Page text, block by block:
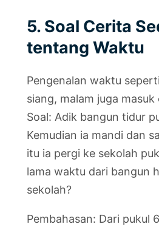
5. Soal Cerita
tentang Waktu
Pengenalan waktu
siang, malam juga masuk
Soal: Adik bangun tidur
Kemudian ia mandi dan
itu ia pergi ke sekolah
lama waktu dari bangun
sekolah?
Pembahasan: Dari pukul